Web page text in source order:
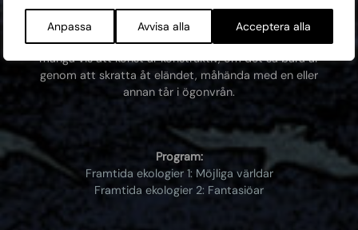
Anpassa Avvisa alla Acceptera alla
slående animationer, fantasifull
science fiction, sinnrik konstfilm eller någon alldeles ny
genrehybrid så visar dessa medkännande filmer på så
många vis att konst är konstruktiv, om det så bara är
genom att skratta åt eländet, måhända med en eller
annan tår i ögonvrån.
Program:
Framtida ekologier 1: Möjliga världar
Framtida ekologier 2: Fantasiöar